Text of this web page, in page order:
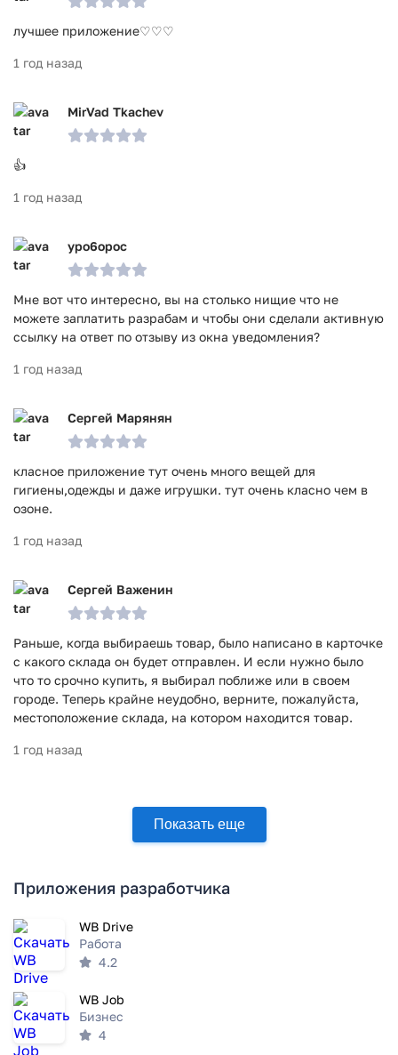
лучшее приложение♡♡♡
1 год назад
MirVad Tkachev
👍
1 год назад
ypo6opoc
Мне вот что интересно, вы на столько нищие что не
можете заплатить разрабам и чтобы они сделали активную
ссылку на ответ по отзыву из окна уведомления?
1 год назад
Сергей Марянян
класное приложение тут очень много вещей для
гигиены,одежды и даже игрушки. тут очень класно чем в
озоне.
1 год назад
Сергей Важенин
Раньше, когда выбираешь товар, было написано в карточке
с какого склада он будет отправлен. И если нужно было
что то срочно купить, я выбирал поближе или в своем
городе. Теперь крайне неудобно, верните, пожалуйста,
местоположение склада, на котором находится товар.
1 год назад
Показать еще
Приложения разработчика
WB Drive
Работа
4.2
WB Job
Бизнес
4